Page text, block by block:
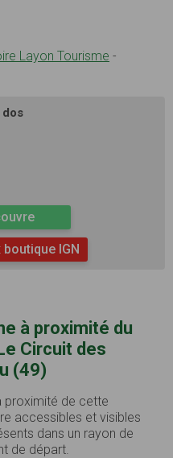
Layon Tourisme -
dos
IGN
à proximité du
Circuit des
(49)
proximité de cette
accessibles et visibles
dans un rayon de
de départ.